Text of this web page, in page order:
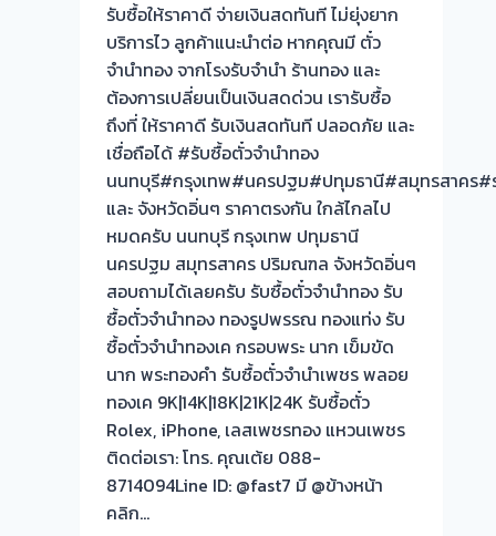
ครับ
ระยะ
ทาง
ไกล
ใกล้
เป็น
หน้าที่
ผม
เลือก
เวลา
นัด
ได้
<>
ตา
เดียว
จบ
ไม่
ต้อง
รับซื้อให้ราคาดี จ่ายเงินสดทันที ไม่ยุ่งยาก
บริการไว ลูกค้าแนะนำต่อ หากคุณมี ตั๋ว
จำนำทอง จากโรงรับจำนำ ร้านทอง และ
ต้องการเปลี่ยนเป็นเงินสดด่วน เรารับซื้อ
ถึงที่ ให้ราคาดี รับเงินสดทันที ปลอดภัย และ
เชื่อถือได้ #รับซื้อตั๋วจำนำทอง
นนทบุรี#กรุงเทพ#นครปฐม#ปทุมธานี#สมุทรสาคร#
และ จังหวัดอิ่นๆ ราคาตรงกัน ใกล้ไกลไป
หมดครับ นนทบุรี กรุงเทพ ปทุมธานี
นครปฐม สมุทรสาคร ปริมณฑล จังหวัดอิ่นๆ
สอบถามได้เลยครับ รับซื้อตั๋วจำนำทอง รับ
ซื้อตั๋วจำนำทอง ทองรูปพรรณ ทองแท่ง รับ
ซื้อตั๋วจำนำทองเค กรอบพระ นาก เข็มขัด
นาก พระทองคำ รับซื้อตั๋วจำนำเพชร พลอย
ทองเค 9K|14K|18K|21K|24K รับซื้อตั๋ว
Rolex, iPhone, เลสเพชรทอง แหวนเพชร
ติดต่อเรา: โทร. คุณเต้ย 088-
8714094Line ID: @fast7 มี @ข้างหน้า
คลิก…